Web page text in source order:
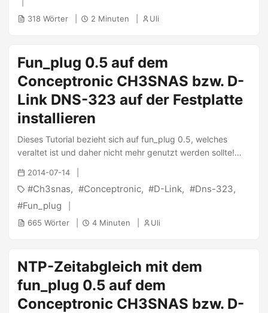
zeigt. Willst du Twonky nur installieren und nicht updaten,
so folge diesem Beitrag. ...
318 Wörter 2 Minuten Uli
Fun_plug 0.5 auf dem
Conceptronic CH3SNAS bzw. D-
Link DNS-323 auf der Festplatte
installieren
Dieses Tutorial bezieht sich auf fun_plug 0.5, welches
veraltet ist und daher nicht mehr genutzt werden sollte!
Dieses Tutorial ist daher ebenfalls veraltet! Bitte sehe hier
nach den aktuellen Tutorials! Diese Anleitung wurde auf
den folgenden NAS getestet: Conceptronic CH3SNAS, D-
Link DNS-323, D-Link DNS-313 Tutorials zu anderen
Geräten sind hier zu finden. Auf dem Conceptronic
zusätzliche Aufgaben erfüllen. Beispielsweise kann man so
Dateien kopieren und Programme wie Webserver, SSH-
Server und Rsync (für Backups) aufrufen. ...
2014-07-14
Ch3snas Conceptronic D-Link
Dns-323
Fun_plug
665 Wörter 4 Minuten Uli
NTP-Zeitabgleich mit dem
fun_plug 0.5 auf dem
Conceptronic CH3SNAS bzw. D-